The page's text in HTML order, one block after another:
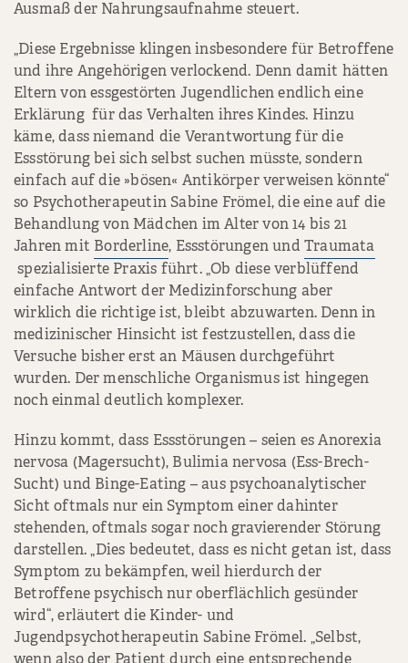
Ausmaß der Nahrungsaufnahme steuert.
„Diese Ergebnisse klingen insbesondere für Betroffene
und ihre Angehörigen verlockend. Denn damit hätten
Eltern von essgestörten Jugendlichen endlich eine
Erklärung für das Verhalten ihres Kindes. Hinzu
käme, dass niemand die Verantwortung für die
Essstörung bei sich selbst suchen müsste, sondern
einfach auf die »bösen« Antikörper verweisen könnte“
so Psychotherapeutin Sabine Frömel, die eine auf die
Behandlung von Mädchen im Alter von 14 bis 21
Jahren mit Borderline, Essstörungen undTraumata
spezialisierte Praxis führt. „Ob diese verblüffend
einfache Antwort der Medizinforschung aber
wirklich die richtige ist, bleibt abzuwarten. Denn in
medizinischer Hinsicht ist festzustellen, dass die
Versuche bisher erst an Mäusen durchgeführt
wurden. Der menschliche Organismus ist hingegen
noch einmal deutlich komplexer.
Hinzu kommt, dass Essstörungen – seien es Anorexia
nervosa (Magersucht), Bulimia nervosa (Ess-Brech-
Sucht) und Binge-Eating – aus psychoanalytischer
Sicht oftmals nur ein Symptom einer dahinter
stehenden, oftmals sogar noch gravierender Störung
darstellen. „Dies bedeutet, dass es nicht getan ist, dass
Symptom zu bekämpfen, weil hierdurch der
Betroffene psychisch nur oberflächlich gesünder
wird“, erläutert die Kinder- und
Jugendpsychotherapeutin Sabine Frömel. „Selbst,
wenn also der Patient durch eine entsprechende